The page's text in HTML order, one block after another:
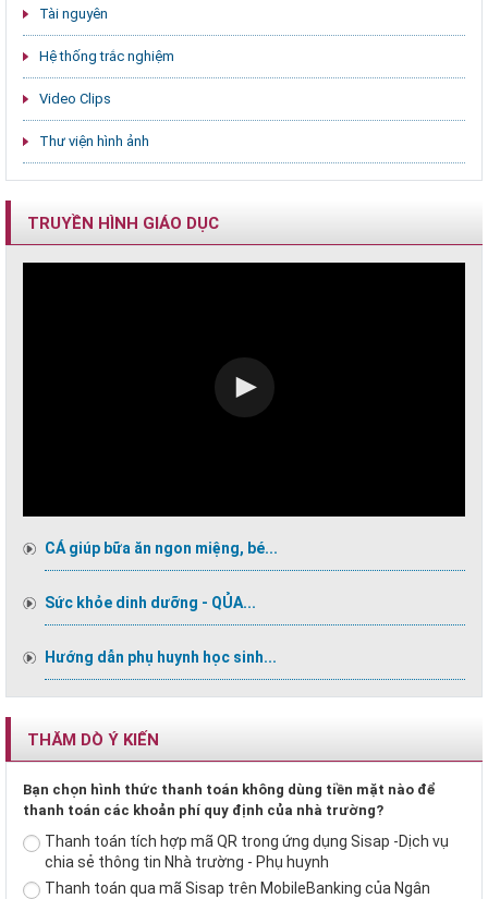
Tài nguyên
Hệ thống trắc nghiệm
Video Clips
Thư viện hình ảnh
TRUYỀN HÌNH GIÁO DỤC
CÁ giúp bữa ăn ngon miệng, bé...
Sức khỏe dinh dưỡng - QỦA...
Hướng dẫn phụ huynh học sinh...
THĂM DÒ Ý KIẾN
Bạn chọn hình thức thanh toán không dùng tiền mặt nào để
thanh toán các khoản phí quy định của nhà trường?
Thanh toán tích hợp mã QR trong ứng dụng Sisap -Dịch vụ
chia sẻ thông tin Nhà trường - Phụ huynh
Thanh toán qua mã Sisap trên MobileBanking của Ngân